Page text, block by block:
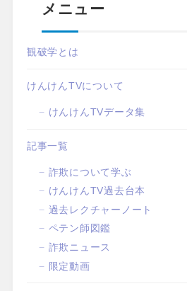
メニュー
観破学とは
けんけんTVについて
けんけんTVデータ集
記事一覧
詐欺について学ぶ
けんけんTV過去台本
過去レクチャーノート
ペテン師図鑑
詐欺ニュース
限定動画